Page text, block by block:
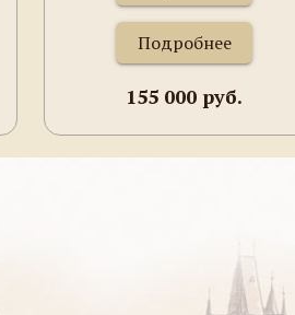
Подробнее
155 000 руб.